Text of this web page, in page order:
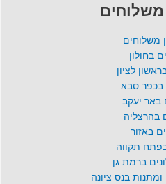
משלוחים
משלוחים
בחולון
לציון
בכפר סבא
באר יעקב
בהרצליה
באזור
תקווה
ברמת גן
בנס ציונה